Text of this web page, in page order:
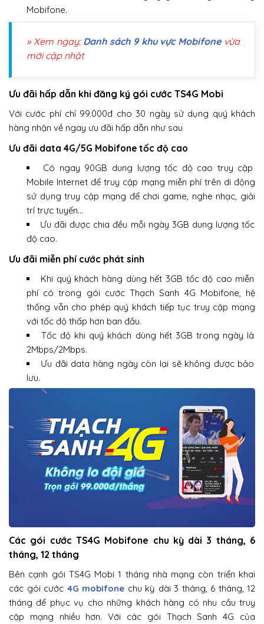
Mobifone.
» Xem ngay: Danh sách 9 khu vực Mobifonevừa
mới cập nhật
Ưu đãi hấp dẫn khi đăng ký gói cước TS4G Mobi
Với cước phí chỉ 99.000đ cho 30 ngày sử dụng quý khách
hàng nhận về ngay ưu đãi hấp dẫn như sau
Ưu đãi data 4G/5G Mobifone tốc độ cao
Có ngay 90GB dung lượng tốc độ cao truy cập
Mobile Internet để truy cập mạng miễn phí trên di động
sử dụng truy cập mạng để chơi game, nghe nhạc, giải
trí trực tuyến…
Ưu đãi được chia đều mỗi ngày 3GB dung lượng tốc
độ cao.
Ưu đãi miễn phí cước phát sinh
Khi quý khách hàng dùng hết 3GB tốc độ cao miễn
phí có trong gói cước Thạch Sanh 4G Mobifone, hệ
thống vẫn cho phép quý khách tiếp tục truy cập mạng
với tốc độ thấp hơn ban đầu.
Tốc độ khi quý khách dùng hết 3GB trong ngày là
2Mbps/2Mbps.
Ưu đãi data hàng ngày còn lại sẽ không được bảo
lưu.
Các gói cước TS4G Mobifone chu kỳ dài 3 tháng, 6
tháng, 12 tháng
Bên cạnh gói TS4G Mobi 1 tháng nhà mạng còn triển khai
các gói cước 4G mobifone chu kỳ dài 3 tháng, 6 tháng, 12
tháng để phục vụ cho những khách hàng có nhu cầu truy
cập mạng nhiều hơn. Với các gói Thạch Sanh 4G của